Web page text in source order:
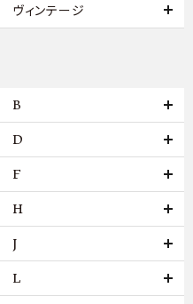
ヴィンテージ
B
D
F
H
J
L